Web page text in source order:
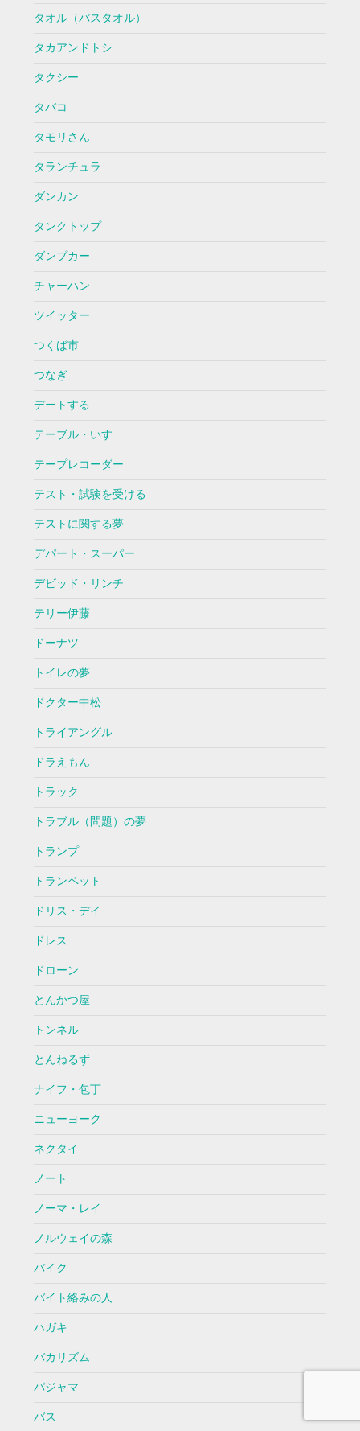
タオル（バスタオル）
タカアンドトシ
タクシー
タバコ
タモリさん
タランチュラ
ダンカン
タンクトップ
ダンプカー
チャーハン
ツイッター
つくば市
つなぎ
デートする
テーブル・いす
テープレコーダー
テスト・試験を受ける
テストに関する夢
デパート・スーパー
デビッド・リンチ
テリー伊藤
ドーナツ
トイレの夢
ドクター中松
トライアングル
ドラえもん
トラック
トラブル（問題）の夢
トランプ
トランペット
ドリス・デイ
ドレス
ドローン
とんかつ屋
トンネル
とんねるず
ナイフ・包丁
ニューヨーク
ネクタイ
ノート
ノーマ・レイ
ノルウェイの森
バイク
バイト絡みの人
ハガキ
バカリズム
パジャマ
バス